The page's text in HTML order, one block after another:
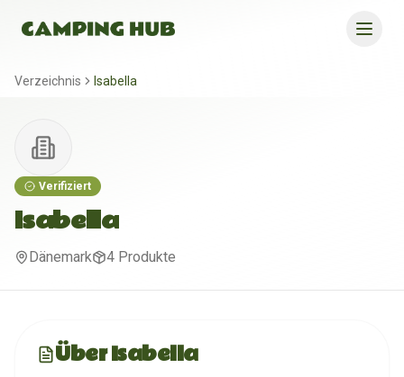
Verzeichnis Isabella
Verifiziert
Isabella
Dänemark 4 Produkte
ÜberIsabella